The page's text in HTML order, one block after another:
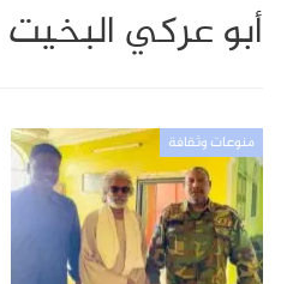
أبو عركي البخيت
منوعات وثقافة